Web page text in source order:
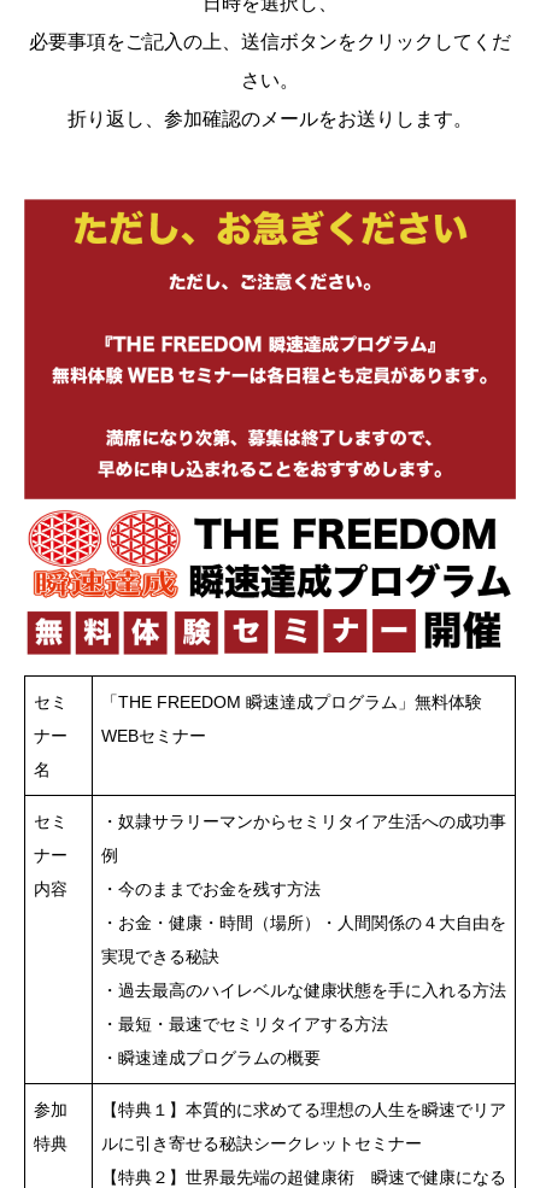
必要事項をご記入の上、送信ボタンをクリックしてくだ
さい。
折り返し、参加確認のメールをお送りします。
セミ
ナー
名
「THE FREEDOM 瞬速達成プログラム」無料体験
WEBセミナー
セミ
ナー
内容
・奴隷サラリーマンからセミリタイア生活への成功事
例
・今のままでお金を残す方法
・お金・健康・時間（場所）・人間関係の４大自由を
実現できる秘訣
・過去最高のハイレベルな健康状態を手に入れる方法
・最短・最速でセミリタイアする方法
・瞬速達成プログラムの概要
参加
特典
【特典１】本質的に求めてる理想の人生を瞬速でリア
ルに引き寄せる秘訣シークレットセミナー
【特典２】世界最先端の超健康術 瞬速で健康になる